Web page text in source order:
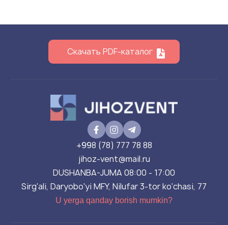
Скачать PDF-каталог
+998 (78) 777 78 88
jihoz-vent@mail.ru
DUSHANBA-JUMA 08:00 - 17:00
Sirg'ali, Daryobo'yi MFY, Nilufar 3-tor ko'chasi, 77
U yerga qanday borish mumkin?